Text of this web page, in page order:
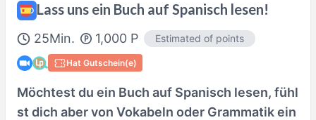
Lass uns ein Buch auf Spanisch lesen!
25Min. 1,000 P Estimated of points
Hat Gutschein(e)
Möchtest du ein Buch auf Spanisch lesen, fühl
st dich aber von Vokabeln oder Grammatik ein